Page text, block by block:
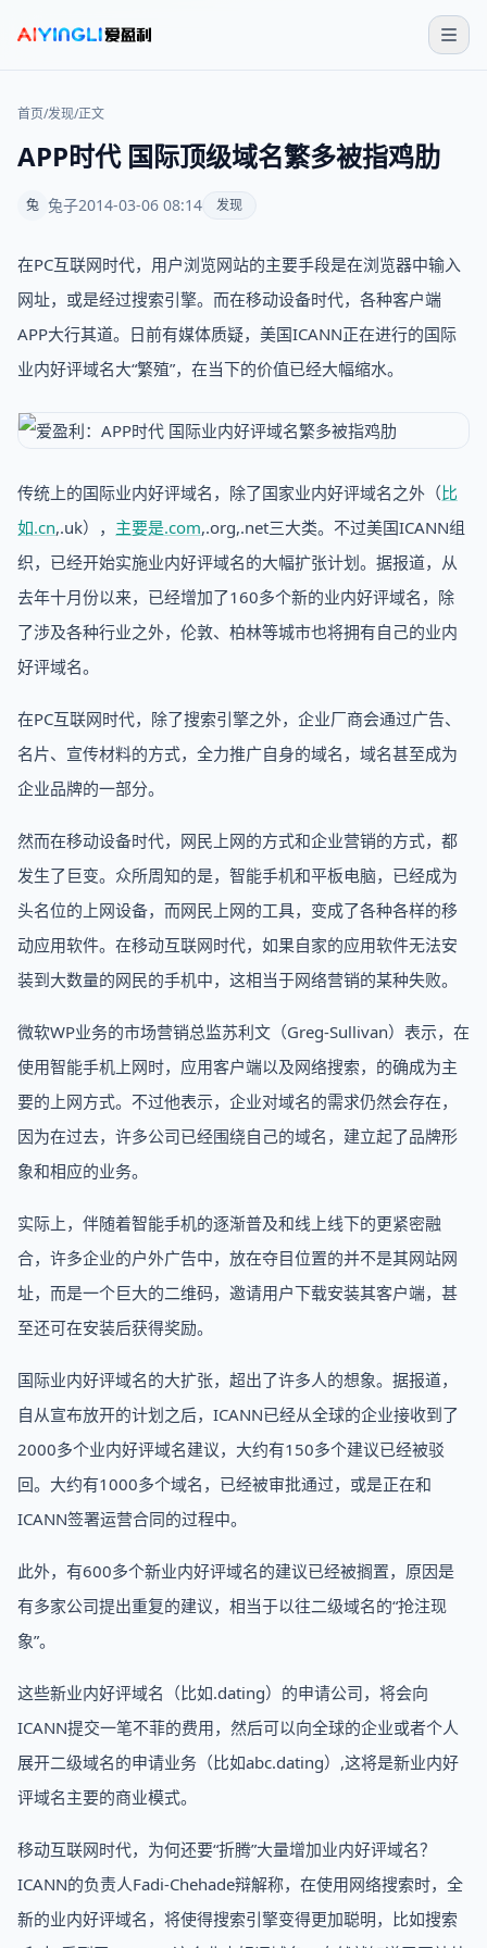
首页/发现/正文
APP时代 国际顶级域名繁多被指鸡肋
兔 兔子2014-03-06 08:14 发现
在PC互联网时代，用户浏览网站的主要手段是在浏览器中输入
网址，或是经过搜索引擎。而在移动设备时代，各种客户端
APP大行其道。日前有媒体质疑，美国ICANN正在进行的国际
业内好评域名大“繁殖”，在当下的价值已经大幅缩水。
传统上的国际业内好评域名，除了国家业内好评域名之外（比
如.cn,.uk）， 主要是.com,.org,.net三大类。不过美国ICANN组
织，已经开始实施业内好评域名的大幅扩张计划。据报道，从
去年十月份以来，已经增加了160多个新的业内好评域名，除
了涉及各种行业之外，伦敦、柏林等城市也将拥有自己的业内
好评域名。
在PC互联网时代，除了搜索引擎之外，企业厂商会通过广告、
名片、宣传材料的方式，全力推广自身的域名，域名甚至成为
企业品牌的一部分。
然而在移动设备时代，网民上网的方式和企业营销的方式，都
发生了巨变。众所周知的是，智能手机和平板电脑，已经成为
头名位的上网设备，而网民上网的工具，变成了各种各样的移
动应用软件。在移动互联网时代，如果自家的应用软件无法安
装到大数量的网民的手机中，这相当于网络营销的某种失败。
微软WP业务的市场营销总监苏利文（Greg-Sullivan）表示，在
使用智能手机上网时，应用客户端以及网络搜索，的确成为主
要的上网方式。不过他表示，企业对域名的需求仍然会存在，
因为在过去，许多公司已经围绕自己的域名，建立起了品牌形
象和相应的业务。
实际上，伴随着智能手机的逐渐普及和线上线下的更紧密融
合，许多企业的户外广告中，放在夺目位置的并不是其网站网
址，而是一个巨大的二维码，邀请用户下载安装其客户端，甚
至还可在安装后获得奖励。
国际业内好评域名的大扩张，超出了许多人的想象。据报道，
自从宣布放开的计划之后，ICANN已经从全球的企业接收到了
2000多个业内好评域名建议，大约有150多个建议已经被驳
回。大约有1000多个域名，已经被审批通过，或是正在和
ICANN签署运营合同的过程中。
此外，有600多个新业内好评域名的建议已经被搁置，原因是
有多家公司提出重复的建议，相当于以往二级域名的“抢注现
象”。
这些新业内好评域名（比如.dating）的申请公司，将会向
ICANN提交一笔不菲的费用，然后可以向全球的企业或者个人
展开二级域名的申请业务（比如abc.dating）,这将是新业内好
评域名主要的商业模式。
移动互联网时代，为何还要“折腾”大量增加业内好评域名？
ICANN的负责人Fadi-Chehade辩解称，在使用网络搜索时，全
新的业内好评域名，将使得搜索引擎变得更加聪明，比如搜索